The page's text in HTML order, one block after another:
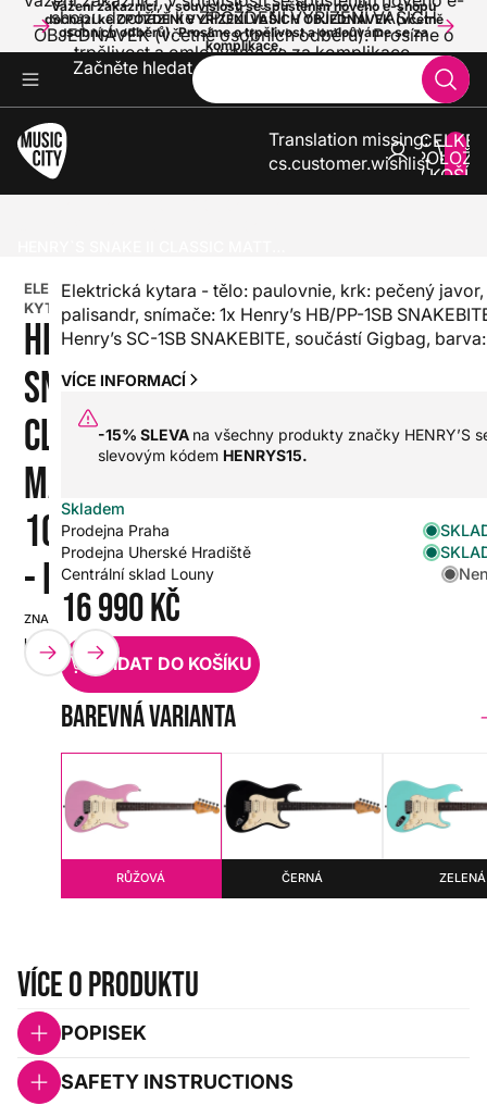
Vážení zákazníci, v souvislosti se spuštěním nového e-shopu
dochází ke ZPOŽDĚNÍ VYŘÍZENÍ VAŠICH OBJEDNÁVEK (včetně
osobních odběrů). Prosíme o trpělivost a omlouváme se za
komplikace.
shopu dochází ke ZPOŽDĚNÍ VYŘÍZENÍ VAŠICH
OBJEDNÁVEK (včetně osobních odběrů). Prosíme o
trpělivost a omlouváme se za komplikace.
Začněte hledat
Translation missing:
cs.customer.wishlist
V
0
ELEKTRICKÁ
KYTARA
HENRY`S
SNAKE II
CLASSIC
MATT ST-
1CM BOA
- PINK
ZNAČKA:
HENRY'S
SKU:
HX0000000109857
Elektrická kytara - tělo: paulovnie, krk: pečený
palisandr, snímače: 1x Henry’s HB/PP-1SB
Henry’s SC-1SB SNAKEBITE, součástí Gigbag,
VÍCE INFORMACÍ
-15% SLEVA na všechny produkty značky HENRY’S
slevovým kódem HENRYS15.
Skladem
Prodejna Praha
Prodejna Uherské Hradiště
Centrální sklad Louny
16 990 Kč
PŘIDAT DO KOŠÍKU
Barevná varianta
RŮŽOVÁ ČERNÁ ZELENÁ
Více o produktu
POPISEK
SAFETY INSTRUCTIONS